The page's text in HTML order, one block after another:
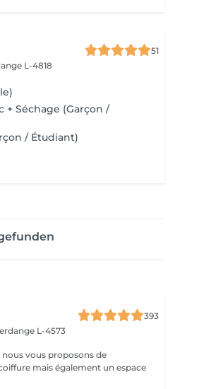
51
L-4818
+ Séchage (Garçon /
/ Étudiant)
393
L-4573
nous vous proposons de
mais également un espace